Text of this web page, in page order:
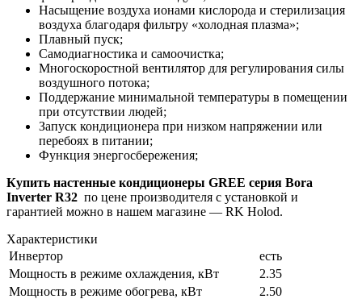
Насыщение воздуха ионами кислорода и стерилизация
воздуха благодаря фильтру «холодная плазма»;
Плавный пуск;
Самодиагностика и самоочистка;
Многоскоростной вентилятор для регулирования силы
воздушного потока;
Поддержание минимальной температуры в помещении
при отсутствии людей;
Запуск кондиционера при низком напряжении или
перебоях в питании;
Функция энергосбережения;
Купить настенные кондиционеры GREE серия Bora
Inverter R32 по цене производителя с установкой и
гарантией можно в нашем магазине — RK Holod.
Характеристики
Инвертор
есть
Мощность в режиме охлаждения, кВт
2.35
Мощность в режиме обогрева, кВт
2.50